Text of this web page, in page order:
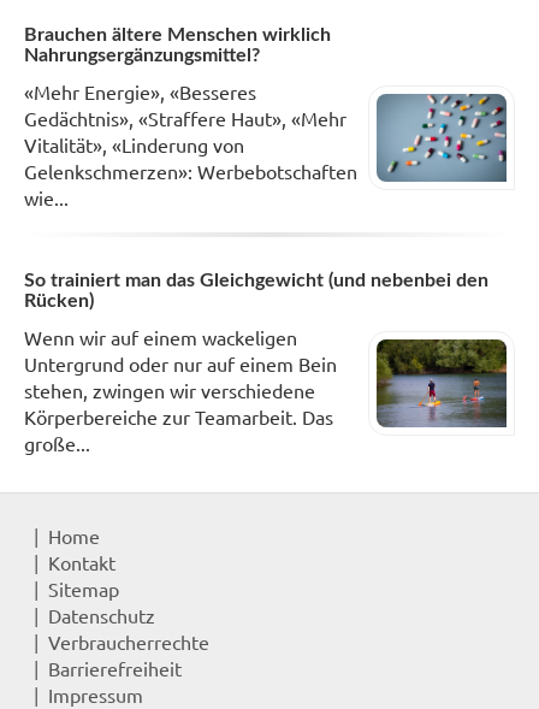
Brauchen ältere Menschen wirklich
Nahrungsergänzungsmittel?
«Mehr Energie», «Besseres
Gedächtnis», «Straffere Haut», «Mehr
Vitalität», «Linderung von
Gelenkschmerzen»: Werbebotschaften
wie...
So trainiert man das Gleichgewicht (und nebenbei den
Rücken)
Wenn wir auf einem wackeligen
Untergrund oder nur auf einem Bein
stehen, zwingen wir verschiedene
Körperbereiche zur Teamarbeit. Das
große...
Home
Kontakt
Sitemap
Datenschutz
Verbraucherrechte
Barrierefreiheit
Impressum